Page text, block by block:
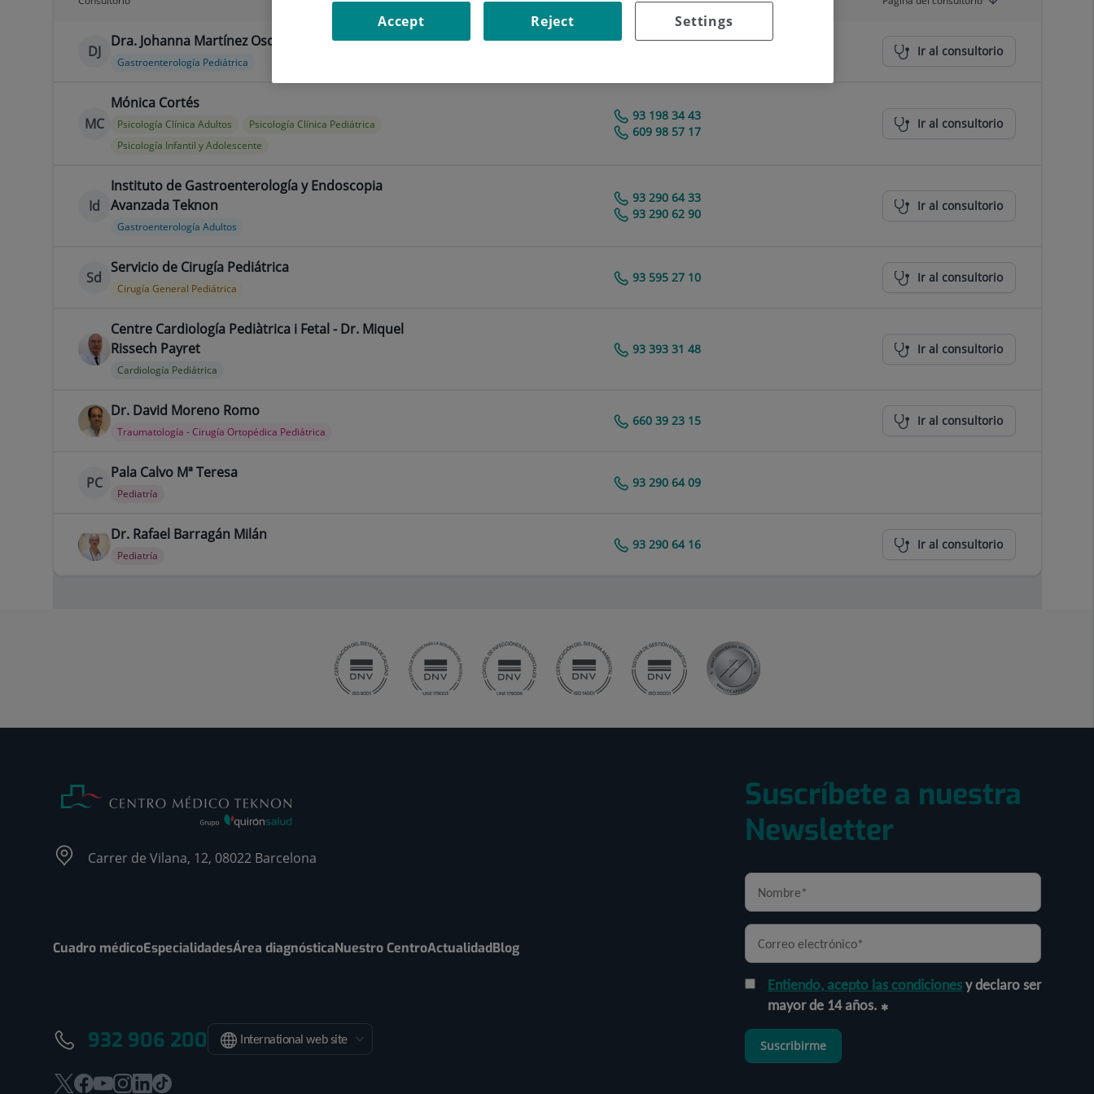
DJ
Dra. Johanna Martínez Osorio
Gastroenterología Pediátrica
Ir al consultorio
MC
Mónica Cortés
Psicología Clínica Adultos
Psicología Clínica Pediátrica
Psicología Infantil y Adolescente
Psicóloga especialista en Altas Capacidades
93 198 34 43
609 98 57 17
Ir al consultorio
Id
Instituto de Gastroenterología y Endoscopia
Avanzada Teknon
Gastroenterología Adultos
93 290 64 33
93 290 62 90
Ir al consultorio
Sd
Servicio de Cirugía Pediátrica
Cirugía General Pediátrica
93 595 27 10 Ir al consultorio
Centre Cardiología Pediàtrica i Fetal - Dr. Miquel
Rissech Payret
Cardiología Pediátrica
93 393 31 48 Ir al consultorio
Dr. David Moreno Romo
Traumatología - Cirugía Ortopédica Pediátrica
660 39 23 15 Ir al consultorio
PC
Pala Calvo Mª Teresa
Pediatría
93 290 64 09
Dr. Rafael Barragán Milán
Pediatría
93 290 64 16 Ir al consultorio
Carrer de Vilana, 12, 08022 Barcelona
Cuadro médicoEspecialidadesÁrea diagnósticaNuestro CentroActualidadBlog
932 906 200 International web site
Suscríbete a nuestra
Newsletter
Entiendo, acepto las condicionesy declaro ser
mayor de 14 años.
Suscribirme
Settings
Reject
Accept